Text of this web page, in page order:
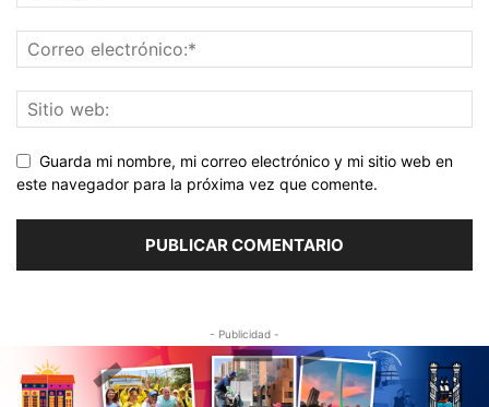
Guarda mi nombre, mi correo electrónico y mi sitio web en
este navegador para la próxima vez que comente.
- Publicidad -